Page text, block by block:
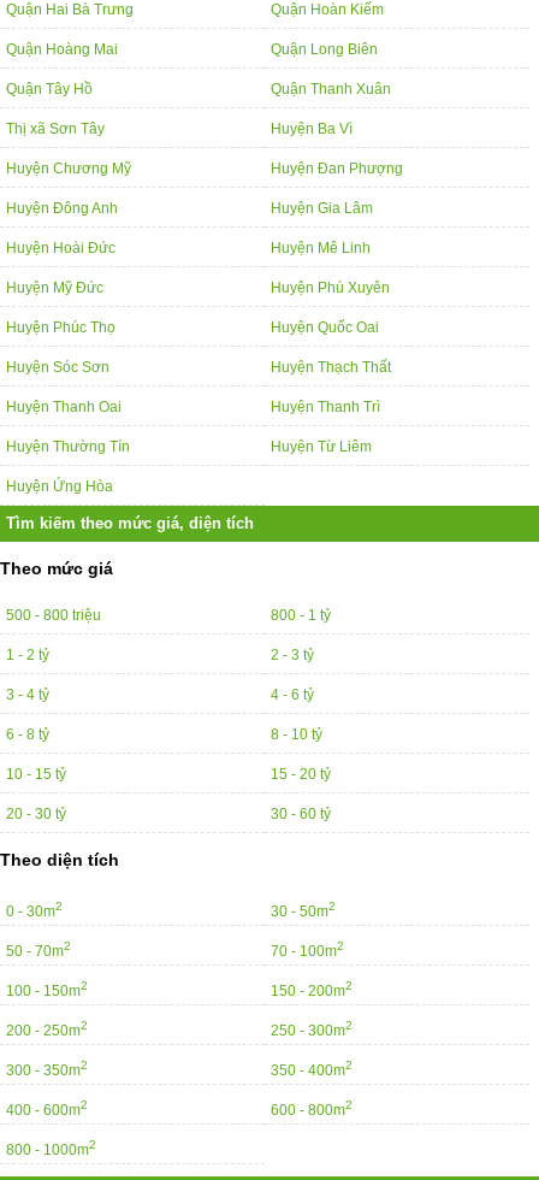
Quận Hai Bà Trưng Quận Hoàn Kiếm
Quận Hoàng Mai Quận Long Biên
Quận Tây Hồ Quận Thanh Xuân
Thị xã Sơn Tây Huyện Ba Vì
Huyện Chương Mỹ Huyện Đan Phượng
Huyện Đông Anh Huyện Gia Lâm
Huyện Hoài Đức Huyện Mê Linh
Huyện Mỹ Đức Huyện Phú Xuyên
Huyện Phúc Thọ Huyện Quốc Oai
Huyện Sóc Sơn Huyện Thạch Thất
Huyện Thanh Oai Huyện Thanh Trì
Huyện Thường Tín Huyện Từ Liêm
Huyện Ứng Hòa
Tìm kiếm theo mức giá, diện tích
Theo mức giá
500 - 800 triệu 800 - 1 tỷ
1 - 2 tỷ 2 - 3 tỷ
3 - 4 tỷ 4 - 6 tỷ
6 - 8 tỷ 8 - 10 tỷ
10 - 15 tỷ 15 - 20 tỷ
20 - 30 tỷ 30 - 60 tỷ
Theo diện tích
0 - 30m2 30 - 50m2
50 - 70m2 70 - 100m2
100 - 150m2 150 - 200m2
200 - 250m2 250 - 300m2
300 - 350m2 350 - 400m2
400 - 600m2 600 - 800m2
800 - 1000m2